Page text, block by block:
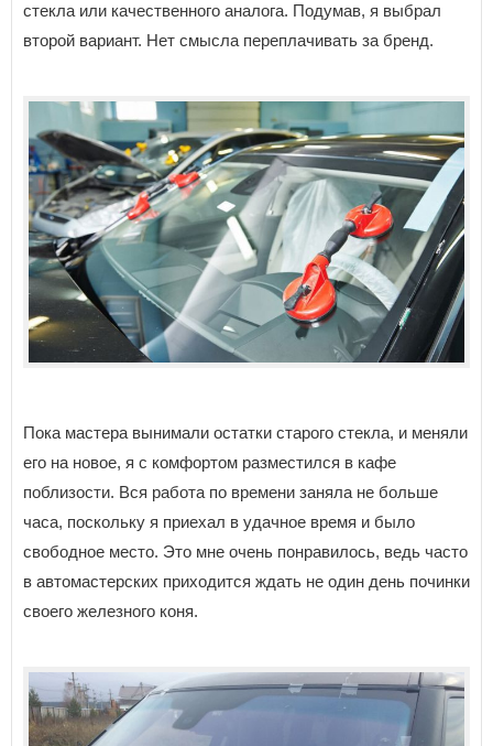
стекла или качественного аналога. Подумав, я выбрал
второй вариант. Нет смысла переплачивать за бренд.
Пока мастера вынимали остатки старого стекла, и меняли
его на новое, я с комфортом разместился в кафе
поблизости. Вся работа по времени заняла не больше
часа, поскольку я приехал в удачное время и было
свободное место. Это мне очень понравилось, ведь часто
в автомастерских приходится ждать не один день починки
своего железного коня.